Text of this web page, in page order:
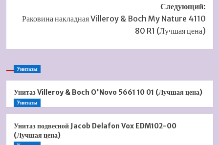
Следующий:
Раковина накладная Villeroy & Boch My Nature 4110
80 R1 (Лучшая цена)
Унитазы
Унитаз Villeroy & Boch O'Novo 5661 10 01 (Лучшая цена)
Унитазы
Унитаз подвесной Jacob Delafon Vox EDM102-00
(Лучшая цена)